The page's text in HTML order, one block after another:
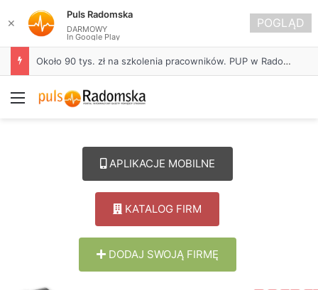
Około 90 tys. zł na szkolenia pracowników. PUP w Radomsku ogłasza nabór wniosków
Menu
APLIKACJE MOBILNE
KATALOG FIRM
DODAJ SWOJĄ FIRMĘ
✕
Puls Radomska
DARMOWY
In Google Play
POGLĄD